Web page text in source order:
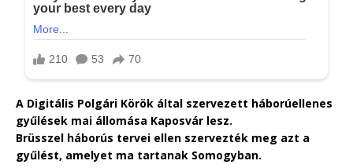
A Digitális Polgári Körök által szervezett háborúellenes
gyűlések mai állomása Kaposvár lesz.
Brüsszel háborús tervei ellen szervezték meg azt a
gyűlést, amelyet ma tartanak Somogyban.